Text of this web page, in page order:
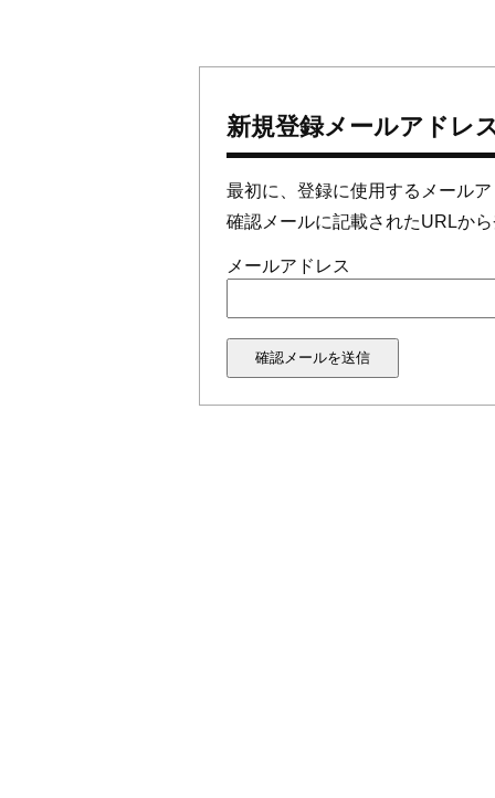
新規登録メールアドレ
最初に、登録に使用するメール
確認メールに記載されたURLか
メールアドレス